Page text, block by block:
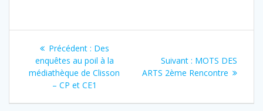
Précédent : Des
enquêtes au poil à la
médiathèque de Clisson
– CP et CE1
Suivant : MOTS DES
ARTS 2ème Rencontre